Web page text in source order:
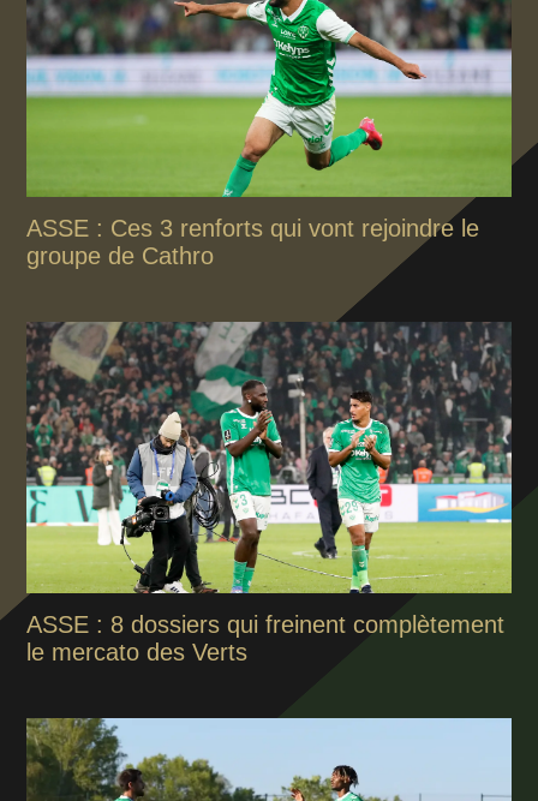
ASSE : Ces 3 renforts qui vont rejoindre le
groupe de Cathro
ASSE : 8 dossiers qui freinent complètement
le mercato des Verts